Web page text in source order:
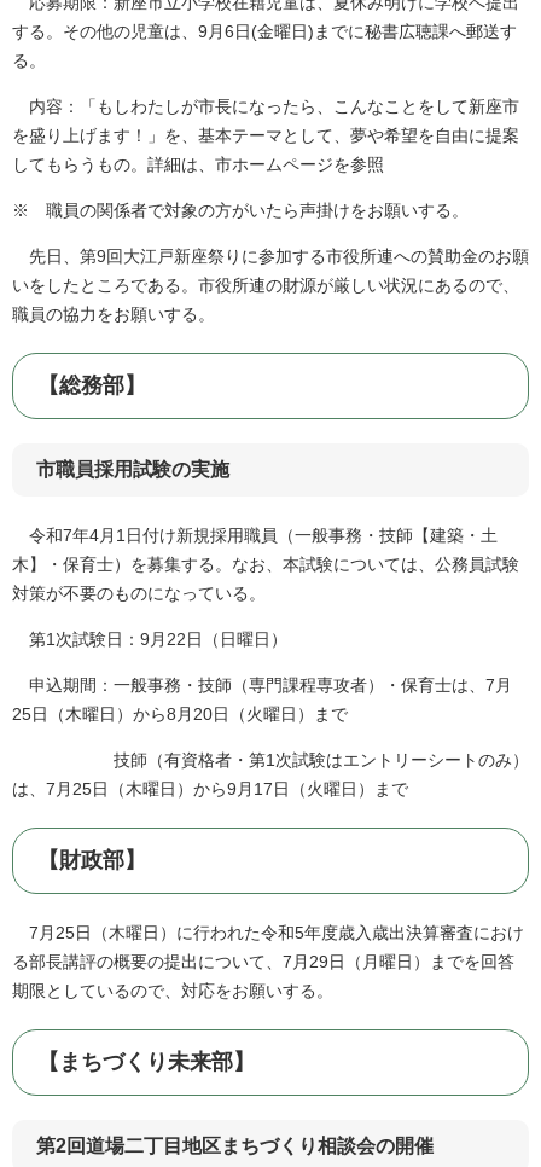
する。その他の児童は、9月6日(金曜日)までに秘書広聴課へ郵送す
る。
内容：「もしわたしが市長になったら、こんなことをして新座市
を盛り上げます！」を、基本テーマとして、夢や希望を自由に提案
してもらうもの。詳細は、市ホームページを参照
※ 職員の関係者で対象の方がいたら声掛けをお願いする。
先日、第9回大江戸新座祭りに参加する市役所連への賛助金のお願
いをしたところである。市役所連の財源が厳しい状況にあるので、
職員の協力をお願いする。
【総務部】
市職員採用試験の実施
令和7年4月1日付け新規採用職員（一般事務・技師【建築・土
木】・保育士）を募集する。なお、本試験については、公務員試験
対策が不要のものになっている。
第1次試験日：9月22日（日曜日）
申込期間：一般事務・技師（専門課程専攻者）・保育士は、7月
25日（木曜日）から8月20日（火曜日）まで
技師（有資格者・第1次試験はエントリーシートのみ）
は、7月25日（木曜日）から9月17日（火曜日）まで
【財政部】
7月25日（木曜日）に行われた令和5年度歳入歳出決算審査におけ
る部長講評の概要の提出について、7月29日（月曜日）までを回答
期限としているので、対応をお願いする。
【まちづくり未来部】
第2回道場二丁目地区まちづくり相談会の開催